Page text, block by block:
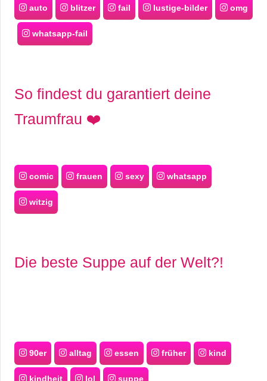
auto blitzer fail lustige-bilder omg
whatsapp-fail
So findest du garantiert deine
Traumfrau ❤️
comic frauen sexy whatsapp
witzig
Die beste Suppe auf der Welt?!
90er alltag essen früher kind
kindheit lol suppe